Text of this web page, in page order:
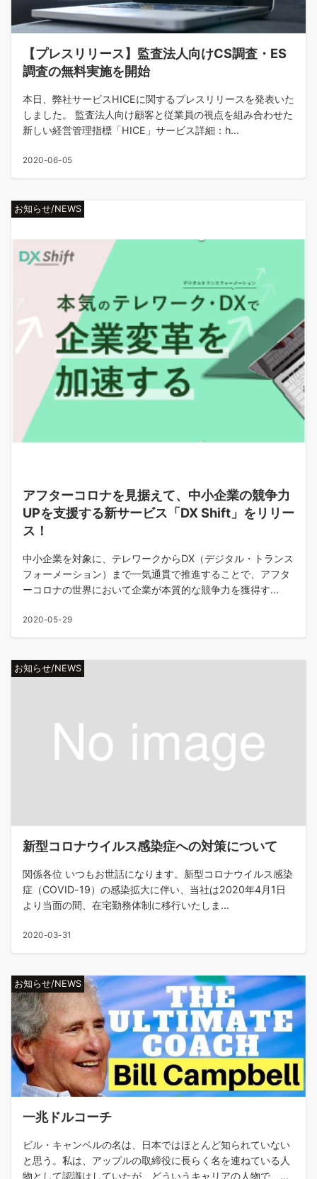
【プレスリリース】監査法人向けCS調査・ES
調査の無料実施を開始
本日、弊社サービスHICEに関するプレスリリースを発表いた
しました。 監査法人向け顧客と従業員の視点を組み合わせた
新しい経営管理指標「HICE」サービス詳細：h...
2020-06-05
お知らせ/NEWS
アフターコロナを見据えて、中小企業の競争力
UPを支援する新サービス「DX Shift」をリリー
ス！
中小企業を対象に、テレワークからDX（デジタル・トランス
フォーメーション）まで一気通貫で推進することで、アフタ
ーコロナの世界において企業が本質的な競争力を獲得す...
2020-05-29
お知らせ/NEWS
新型コロナウイルス感染症への対策について
関係各位 いつもお世話になります。新型コロナウイルス感染
症（COVID-19）の感染拡大に伴い、当社は2020年4月1日
より当面の間、在宅勤務体制に移行いたしま...
2020-03-31
お知らせ/NEWS
一兆ドルコーチ
ビル・キャンベルの名は、日本ではほとんど知られていない
と思う。私は、アップルの取締役に長らく名を連ねている人
物として認識はしていたが、どういうキャリアの人物で、...